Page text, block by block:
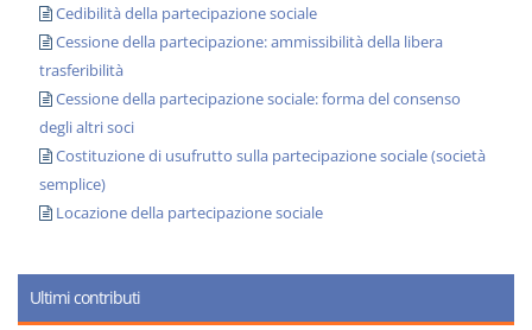
Cedibilità della partecipazione sociale
Cessione della partecipazione: ammissibilità della libera
trasferibilità
Cessione della partecipazione sociale: forma del consenso
degli altri soci
Costituzione di usufrutto sulla partecipazione sociale (società
semplice)
Locazione della partecipazione sociale
Ultimi contributi